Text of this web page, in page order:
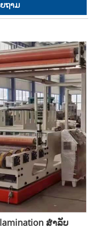
ຖາມ
ສໍາລັບ